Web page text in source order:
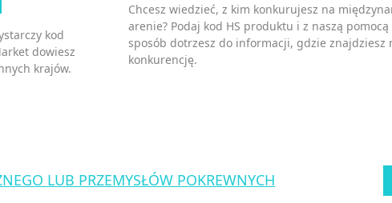
kod
dowiesz
krajów.
Chcesz wiedzieć, z kim konkurujesz na
arenie? Podaj kod HS produktu i z naszą pomocą
sposób dotrzesz do informacji, gdzie znajdziesz
konkurencję.
LUB PRZEMYSŁÓW POKREWNYCH